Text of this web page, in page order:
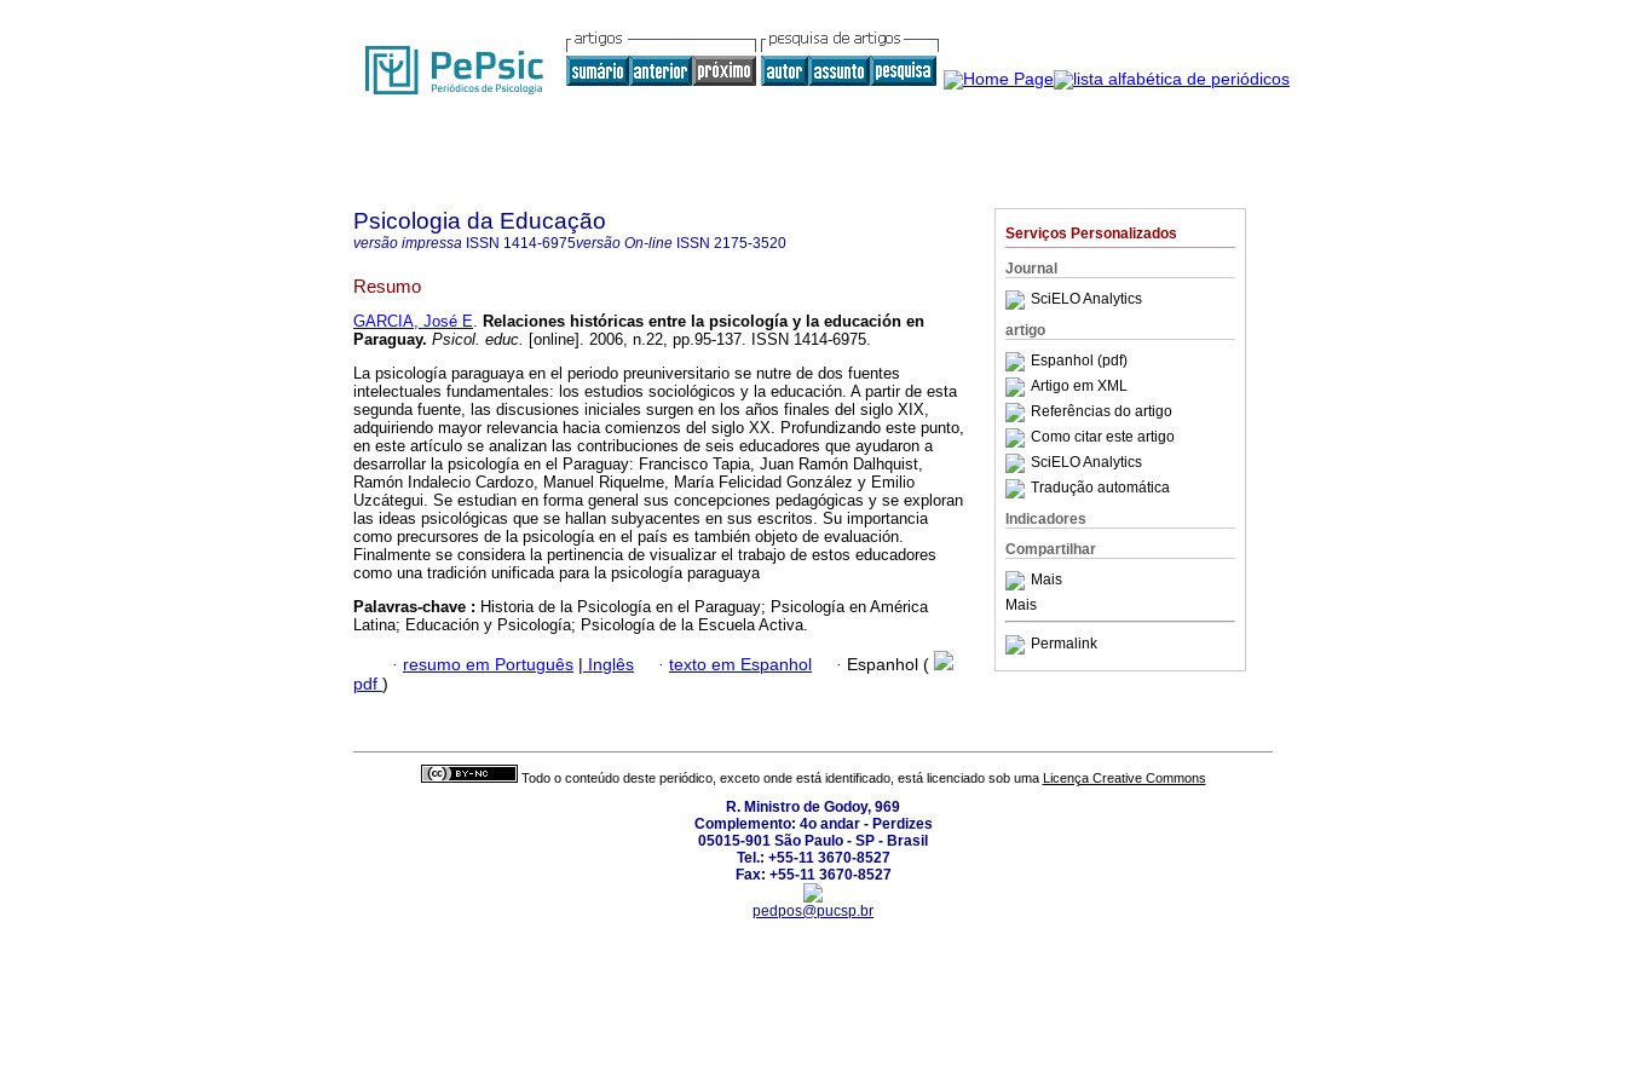
Serviços Personalizados
Journal
SciELO Analytics
artigo
Espanhol (pdf)
Artigo em XML
Referências do artigo
Como citar este artigo
SciELO Analytics
Tradução automática
Indicadores
Compartilhar
Mais
Mais
Permalink
Psicologia da Educação
versão impressa ISSN 1414-6975versão On-line ISSN 2175-3520
Resumo
GARCIA, José E. Relaciones históricas entre la psicología y la educación en
Paraguay. Psicol. educ. [online]. 2006, n.22, pp.95-137. ISSN 1414-6975.
La psicología paraguaya en el periodo preuniversitario se nutre de dos fuentes
intelectuales fundamentales: los estudios sociológicos y la educación. A partir de esta
segunda fuente, las discusiones iniciales surgen en los años finales del siglo XIX,
adquiriendo mayor relevancia hacia comienzos del siglo XX. Profundizando este punto,
en este artículo se analizan las contribuciones de seis educadores que ayudaron a
desarrollar la psicología en el Paraguay: Francisco Tapia, Juan Ramón Dalhquist,
Ramón Indalecio Cardozo, Manuel Riquelme, María Felicidad González y Emilio
Uzcátegui. Se estudian en forma general sus concepciones pedagógicas y se exploran
las ideas psicológicas que se hallan subyacentes en sus escritos. Su importancia
como precursores de la psicología en el país es también objeto de evaluación.
Finalmente se considera la pertinencia de visualizar el trabajo de estos educadores
como una tradición unificada para la psicología paraguaya
Palavras-chave : Historia de la Psicología en el Paraguay; Psicología en América
Latina; Educación y Psicología; Psicología de la Escuela Activa.
· resumo em Português | Inglês · texto em Espanhol · Espanhol (
pdf )
Todo o conteúdo deste periódico, exceto onde está identificado, está licenciado sob uma Licença Creative Commons
R. Ministro de Godoy, 969
Complemento: 4o andar - Perdizes
05015-901 São Paulo - SP - Brasil
Tel.: +55-11 3670-8527
Fax: +55-11 3670-8527
pedpos@pucsp.br